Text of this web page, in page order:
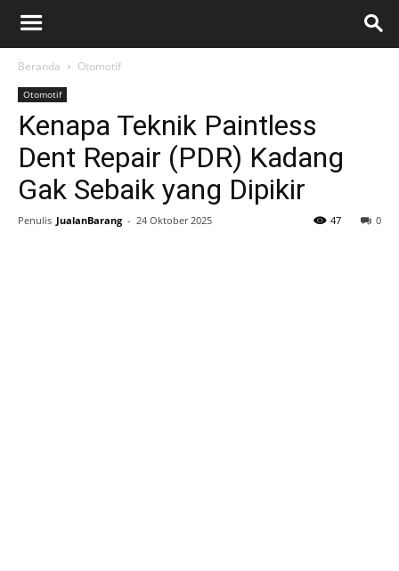
Beranda Otomotif
Otomotif
Kenapa Teknik Paintless
Dent Repair (PDR) Kadang
Gak Sebaik yang Dipikir
Penulis JualanBarang - 24 Oktober 2025 0
47